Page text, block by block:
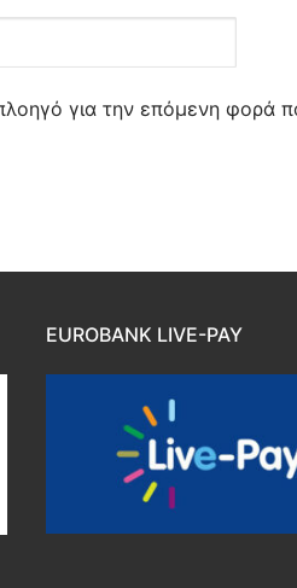
για την επόμενη φορά
EUROBANK LIVE-PAY